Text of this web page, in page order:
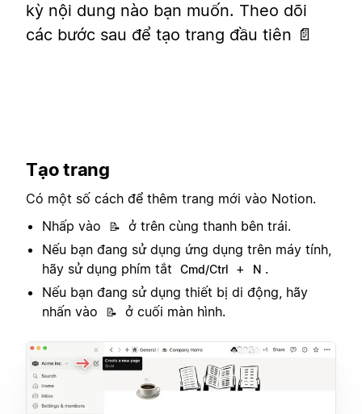
kỳ nội dung nào bạn muốn. Theo dõi
các bước sau để tạo trang đầu tiên 📄
Tạo trang
Có một số cách để thêm trang mới vào Notion.
Nhấp vào
📝
ở trên cùng thanh bên trái.
Nếu bạn đang sử dụng ứng dụng trên máy tính,
hãy sử dụng phím tắt
Cmd/Ctrl + N .
Nếu bạn đang sử dụng thiết bị di động, hãy
nhấn vào
📝 ở cuối màn hình.